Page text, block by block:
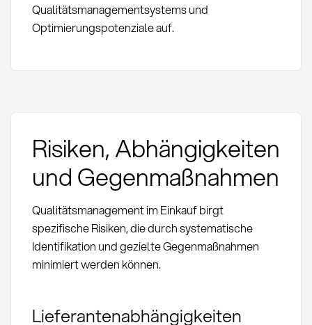
Qualitätsmanagementsystems und
Optimierungspotenziale auf.
Risiken, Abhängigkeiten
und Gegenmaßnahmen
Qualitätsmanagement im Einkauf birgt
spezifische Risiken, die durch systematische
Identifikation und gezielte Gegenmaßnahmen
minimiert werden können.
Lieferantenabhängigkeiten